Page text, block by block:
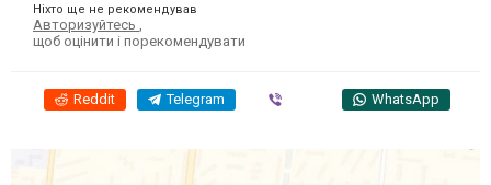
Ніхто ще не рекомендував
Авторизуйтесь
щоб оцінити і порекомендувати
Reddit Telegram WhatsApp